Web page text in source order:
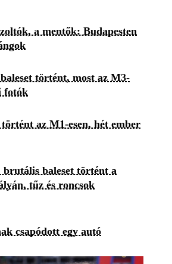
a mentők: Budapesten
történt, most az M3-
fotók
az M1-esen, hét ember
baleset történt a
tűz és roncsok
csapódott egy autó